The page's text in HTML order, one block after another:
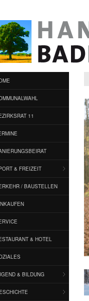
11
& FREIZEIT
/ BAUSTELLEN
& HOTEL
& BILDUNG